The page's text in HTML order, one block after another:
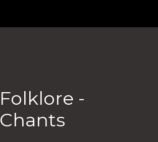
Folklore -
Chants